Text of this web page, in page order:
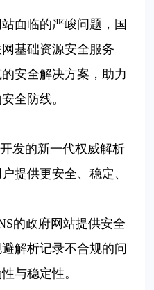
面临的严峻问题，国
基础资源安全服务
安全解决方案，助力
全防线。
发的新一代权威解析
提供更安全、稳定、
的政府网站提供安全
解析记录不合规的问
与稳定性。